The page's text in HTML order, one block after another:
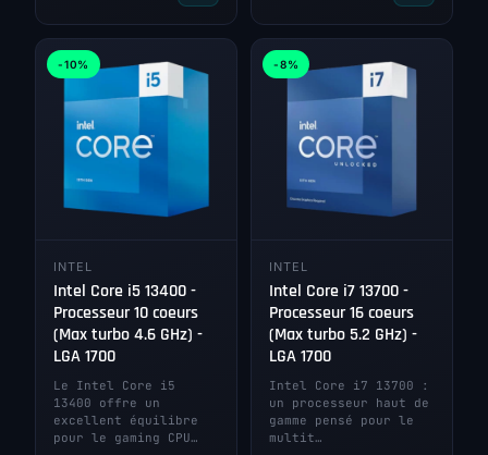
-10%
INTEL
Intel Core i5 13400 -
Processeur 10 coeurs
(Max turbo 4.6 GHz) -
LGA 1700
Le Intel Core i5
13400 offre un
excellent équilibre
pour le gaming CPU…
-8%
INTEL
Intel Core i7 13700 -
Processeur 16 coeurs
(Max turbo 5.2 GHz) -
LGA 1700
Intel Core i7 13700 :
un processeur haut de
gamme pensé pour le
multit…